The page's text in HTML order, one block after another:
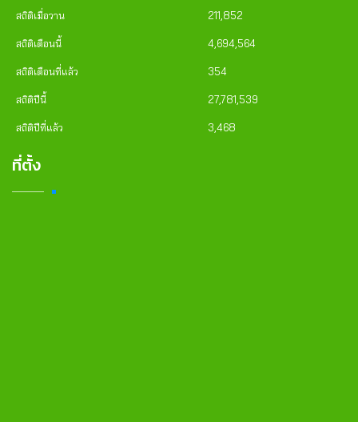
สถิติเมื่อวาน 211,852
สถิติเดือนนี้ 4,694,564
สถิติเดือนที่แล้ว 354
สถิติปีนี้ 27,781,539
สถิติปีที่แล้ว 3,468
ที่ตั้ง